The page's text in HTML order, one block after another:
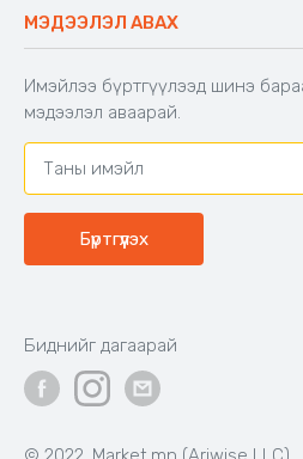
Аяны түшлэгтэй сандал
Буцаалтын журам
Захиалга шалгах
Хамтран ажиллах
Холбоо барих
МЭДЭЭЛЭЛ АВАХ
Имэйлээ бүртгүүлээд шинэ
мэдээлэл аваарай.
Бүртгүүлэх
Биднийг дагаарай